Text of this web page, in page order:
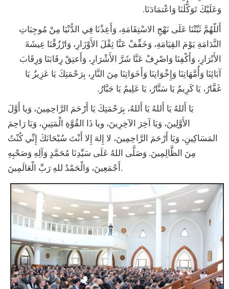
وَعَلَيْكَ تَوَكُّلَنَا وَاعْتمَادَنَا.
أَللّهُمَّ ثَبِّتْنَا عَلَى نَهْجِ الاسْتِقَامَةِ، وَأَعِذْنَا فِي الدُّنْيَا مِنْ مُوجِبَاتِ
النَّدَامَةِ يَوْمَ القِيَامَةِ، وَخَفِّفْ عَنَّا ثِقْلَ الأَوْزَارِ، وَارْزُقْنَا عِيشَةَ
الأَبْرَارِ، وَأَكْفِنَا وَاصْرِفْ عَنَّا شَرَّ الأَشْرَارِ، وَأَعتِقْ رِقَابَنَا وَرِقَابَ
آبَائِنَا وَأُمَّهَاتِنَا وَإِخْوَانِنَا وَأَخَوَاتِنَا مِنَ النَّارِ، بِرَحْمَتِكَ يَا عَزِيزُ يَا
غَفَّارُ، يَا كَرِيمُ يَا سَتَّارُ، يَا عَلِيمُ يَا جَبَّارُ.
يَا أَللهُ يَا أَللهُ يَا أَللهُ، بِرَحْمَتِكَ يَا أَرْحَمَ الرَّاحِمِينَ، وَيا أَوَّلَ
الأَوَّلِينَ، وَيَا آخِرَ الآخِرِينَ، ويا ذَا القُوَّةِ الْمَتِينِ، وَيَا رَاحِمَ
المَسَاكِينِ، وَيَا أَرْحَمَ الرَّاحِمِينَ، لا إِلهَ إِلا أَنْتَ سُبْحَانَكَ إِنِّي كُنْتُ
مِنَ الظَّالِمِينَ. وَصَلَّى اللهُ عَلَى سَيِّدِنَا مُحَمَّدٍ وَآلِهِ وَصَحْبِهِ
أَجْمَعِينَ، وَالْحَمْدُ للهِ رَبِّ الْعَالَمِينَ.